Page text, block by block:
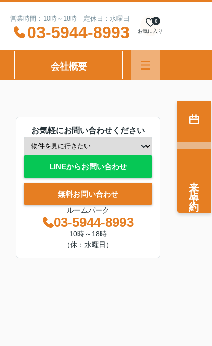
営業時間：10時～18時 定休日：水曜日
03-5944-8993 お気に入り
0
会社概要
お気軽にお問い合わせください
LINEからお問い合わせ
無料お問い合わせ
ルームパーク
03-5944-8993
10時～18時
（休：水曜日）
来店予約